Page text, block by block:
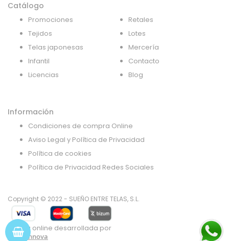
Catálogo
Promociones
Tejidos
Telas japonesas
Infantil
Licencias
Retales
Lotes
Mercería
Contacto
Blog
Información
Condiciones de compra Online
Aviso Legal y Política de Privacidad
Política de cookies
Política de Privacidad Redes Sociales
Copyright © 2022 - SUEÑO ENTRE TELAS, S.L.
Tienda online desarrollada por
Gsoft Innova